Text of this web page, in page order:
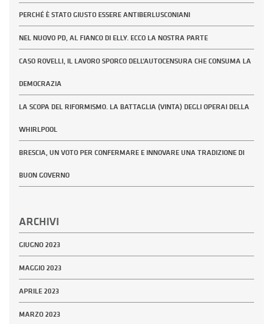
PERCHÉ È STATO GIUSTO ESSERE ANTIBERLUSCONIANI
NEL NUOVO PD, AL FIANCO DI ELLY. ECCO LA NOSTRA PARTE
CASO ROVELLI, IL LAVORO SPORCO DELL’AUTOCENSURA CHE CONSUMA LA
DEMOCRAZIA
LA SCOPA DEL RIFORMISMO. LA BATTAGLIA (VINTA) DEGLI OPERAI DELLA
WHIRLPOOL
BRESCIA, UN VOTO PER CONFERMARE E INNOVARE UNA TRADIZIONE DI
BUON GOVERNO
ARCHIVI
GIUGNO 2023
MAGGIO 2023
APRILE 2023
MARZO 2023